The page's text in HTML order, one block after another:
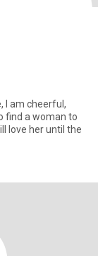
I am cheerful,
find a woman to
love her until the